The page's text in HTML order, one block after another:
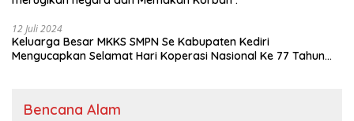
12 Juli 2024
Keluarga Besar MKKS SMPN Se Kabupaten Kediri
Mengucapkan Selamat Hari Koperasi Nasional Ke 77 Tahun
Bencana Alam